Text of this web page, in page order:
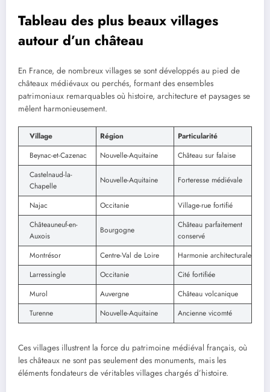
Tableau des plus beaux villages
autour d’un château
En France, de nombreux villages se sont développés au pied de
châteaux médiévaux ou perchés, formant des ensembles
patrimoniaux remarquables où histoire, architecture et paysages se
mêlent harmonieusement.
Village Région
Particularité
Beynac-et-Cazenac
Nouvelle-Aquitaine
Château sur falaise
Castelnaud-la-
Chapelle
Nouvelle-Aquitaine Forteresse médiévale
Najac Occitanie
Village-rue fortifié
Châteauneuf-en-
Auxois
Bourgogne
Château parfaitement
conservé
Montrésor
Centre-Val de Loire
Harmonie architecturale
Larressingle
Occitanie
Cité fortifiée
Murol
Auvergne
Château volcanique
Turenne
Nouvelle-Aquitaine Ancienne vicomté
Ces villages illustrent la force du patrimoine médiéval français, où
les châteaux ne sont pas seulement des monuments, mais les
éléments fondateurs de véritables villages chargés d’histoire.